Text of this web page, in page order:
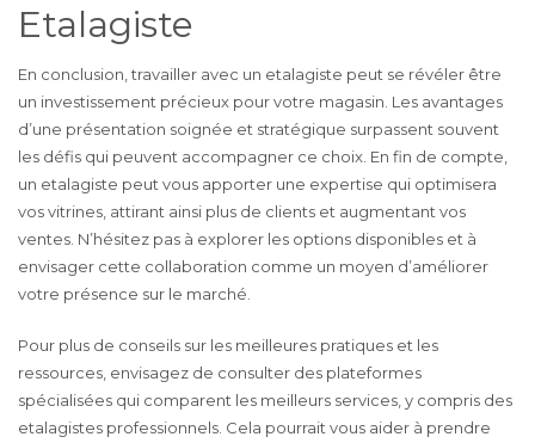
Etalagiste
En conclusion, travailler avec un etalagiste peut se révéler être
un investissement précieux pour votre magasin. Les avantages
d’une présentation soignée et stratégique surpassent souvent
les défis qui peuvent accompagner ce choix. En fin de compte,
un etalagiste peut vous apporter une expertise qui optimisera
vos vitrines, attirant ainsi plus de clients et augmentant vos
ventes. N’hésitez pas à explorer les options disponibles et à
envisager cette collaboration comme un moyen d’améliorer
votre présence sur le marché.
Pour plus de conseils sur les meilleures pratiques et les
ressources, envisagez de consulter des plateformes
spécialisées qui comparent les meilleurs services, y compris des
etalagistes professionnels. Cela pourrait vous aider à prendre